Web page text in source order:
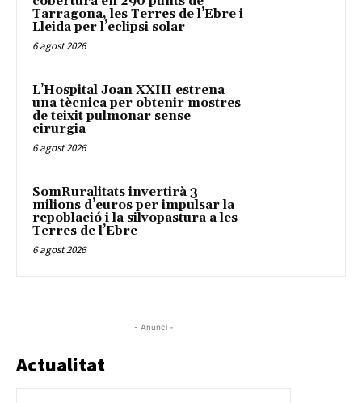
Tarragona, les Terres de l’Ebre i
Lleida per l’eclipsi solar
6 agost 2026
L’Hospital Joan XXIII estrena
una tècnica per obtenir mostres
de teixit pulmonar sense
cirurgia
6 agost 2026
SomRuralitats invertirà 3
milions d’euros per impulsar la
repoblació i la silvopastura a les
Terres de l’Ebre
6 agost 2026
- Anunci -
Actualitat